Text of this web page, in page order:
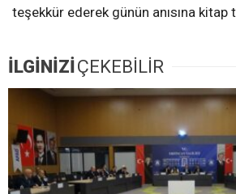
teşekkür ederek günün anısına
İLGİNİZİÇEKEBİLİR